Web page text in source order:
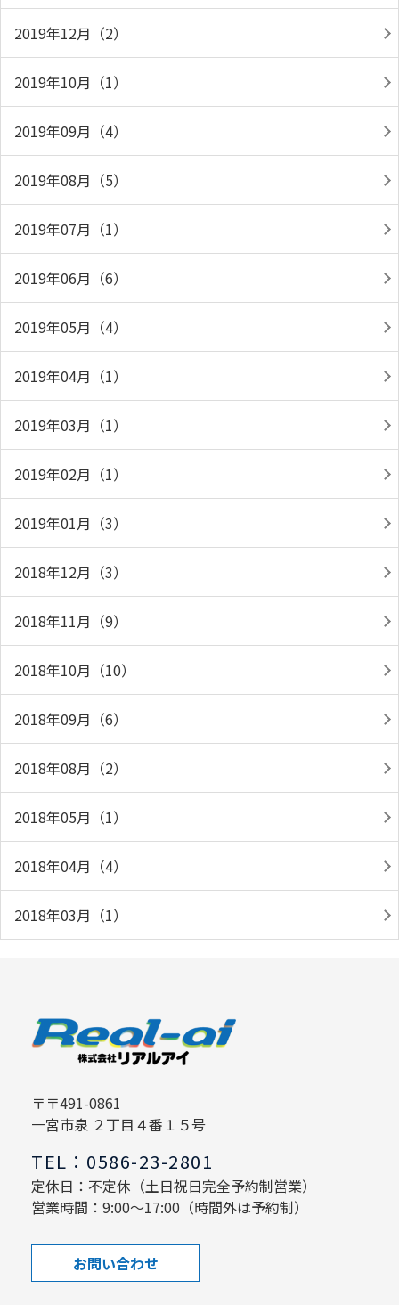
2019年12月（2）
2019年10月（1）
2019年09月（4）
2019年08月（5）
2019年07月（1）
2019年06月（6）
2019年05月（4）
2019年04月（1）
2019年03月（1）
2019年02月（1）
2019年01月（3）
2018年12月（3）
2018年11月（9）
2018年10月（10）
2018年09月（6）
2018年08月（2）
2018年05月（1）
2018年04月（4）
2018年03月（1）
〒〒491-0861
一宮市泉 ２丁目４番１５号
TEL：0586-23-2801
定休日：不定休（土日祝日完全予約制営業）
営業時間：9:00～17:00（時間外は予約制）
お問い合わせ